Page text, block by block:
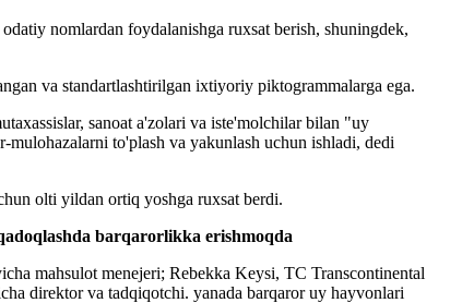
nomlardan foydalanishga ruxsat berish, shuningdek,
va standartlashtirilgan ixtiyoriy piktogrammalarga ega.
sanoat a'zolari va iste'molchilar bilan "uy
to'plash va yakunlash uchun ishladi, dedi
olti yildan ortiq yoshga ruxsat berdi.
barqarorlikka erishmoqda
mahsulot menejeri; Rebekka Keysi, TC Transcontinental
direktor va tadqiqotchi. yanada barqaror uy hayvonlari